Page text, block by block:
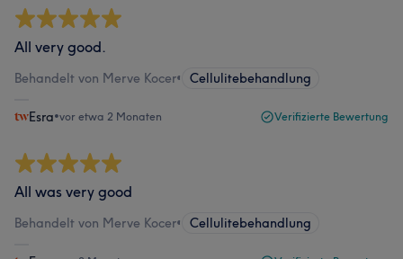
All very good.
Behandelt von Merve Kocer• Cellulitebehandlung
Esra•vor etwa 2 Monaten Verifizierte Bewertung
All was very good
Behandelt von Merve Kocer• Cellulitebehandlung